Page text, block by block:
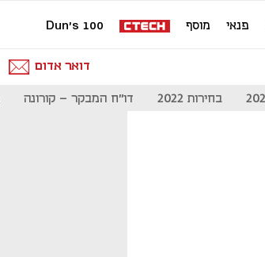
פנאי מוסף Dun's 100
דואר אדום
בחירות 2022 דו"ח המבקר - קורונה